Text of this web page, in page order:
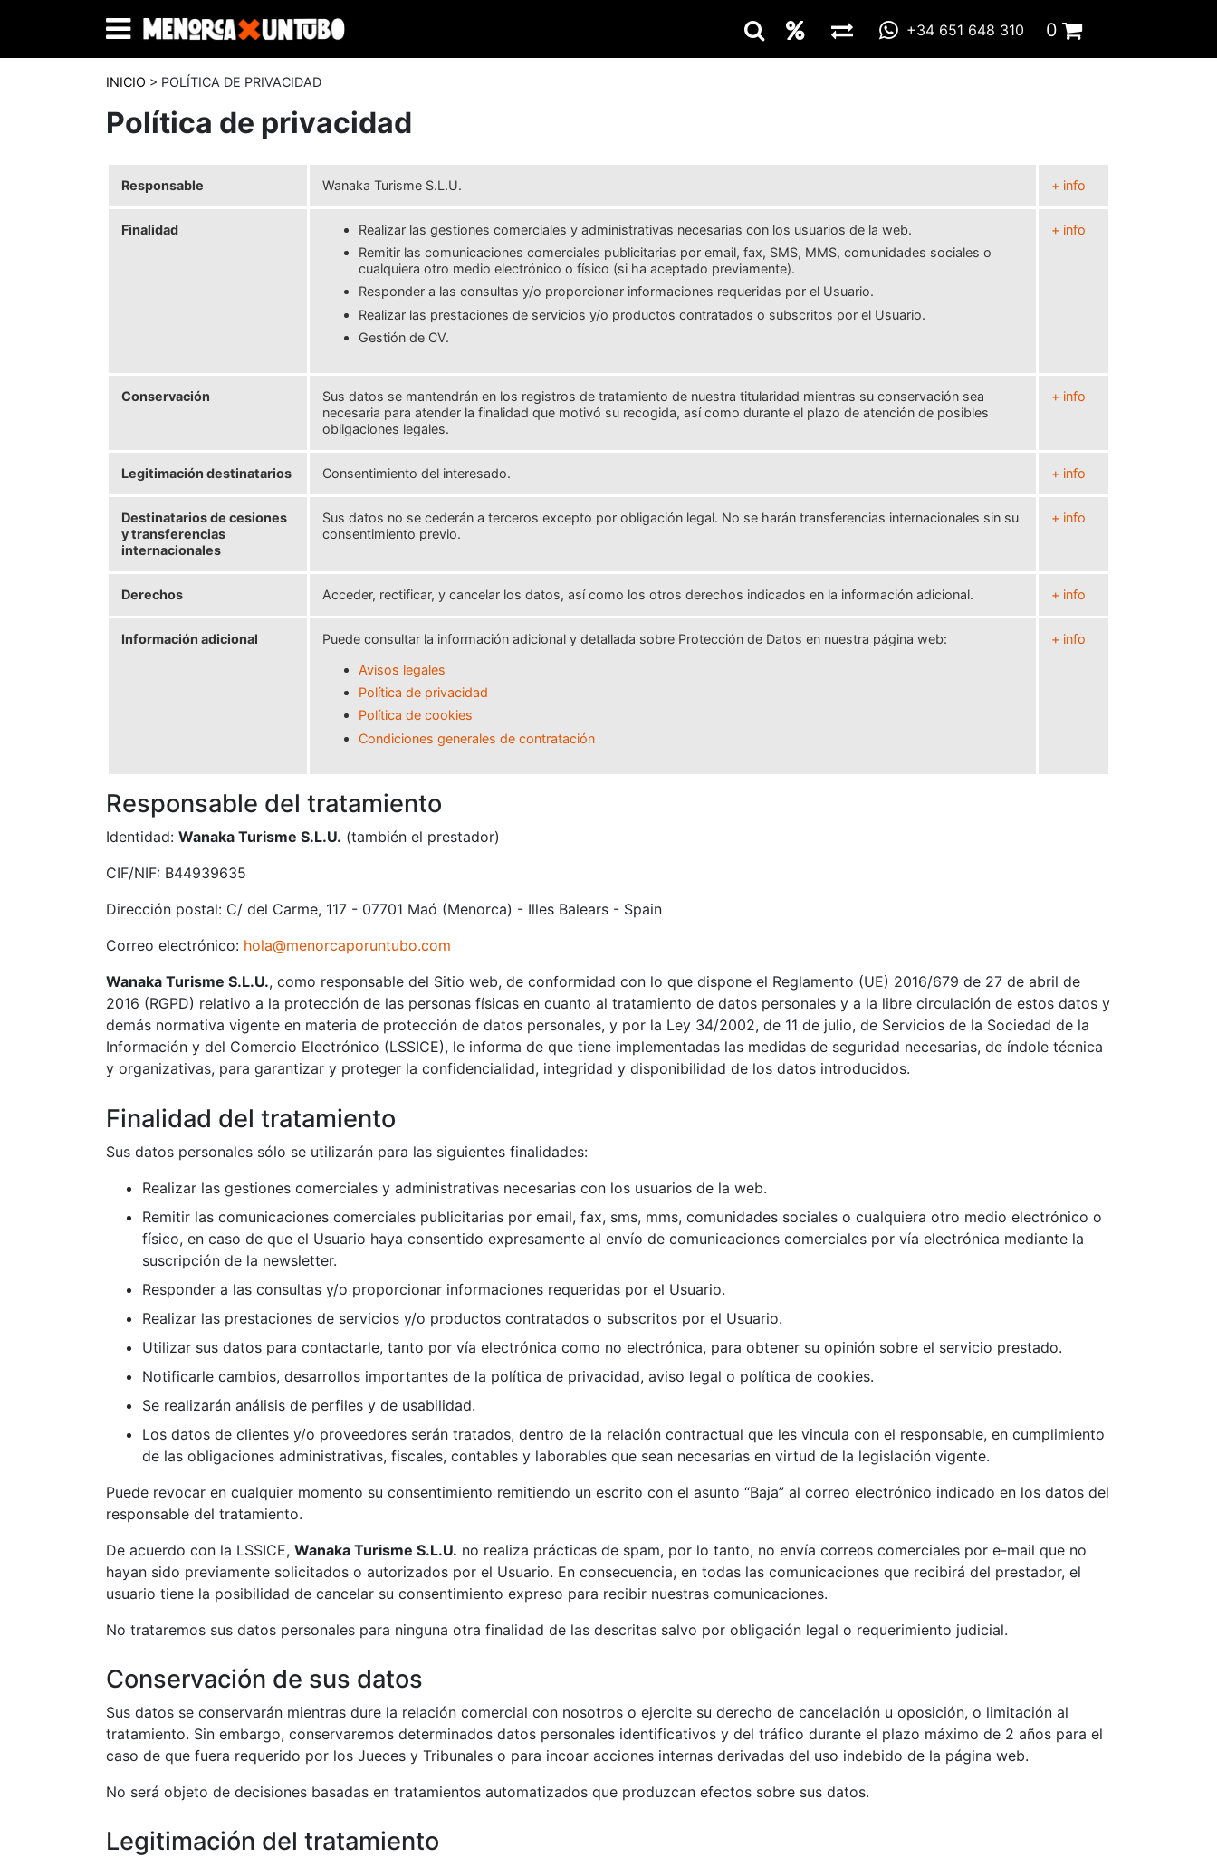
+34 651 648 310 0
Total: 0,00 €
INICIO > POLÍTICA DE PRIVACIDAD
Política de privacidad
Responsable Wanaka Turisme S.L.U. + info
Finalidad
Realizar las gestiones comerciales y administrativas necesarias con los usuarios de la web.
Remitir las comunicaciones comerciales publicitarias por email, fax, SMS, MMS, comunidades sociales o
cualquiera otro medio electrónico o físico (si ha aceptado previamente).
Responder a las consultas y/o proporcionar informaciones requeridas por el Usuario.
Realizar las prestaciones de servicios y/o productos contratados o subscritos por el Usuario.
Gestión de CV.
+ info
Conservación
Sus datos se mantendrán en los registros de tratamiento de nuestra titularidad mientras su conservación sea
necesaria para atender la finalidad que motivó su recogida, así como durante el plazo de atención de posibles
obligaciones legales.
+ info
Legitimación destinatarios Consentimiento del interesado. + info
Destinatarios de cesiones
y transferencias
internacionales
Sus datos no se cederán a terceros excepto por obligación legal. No se harán transferencias internacionales sin su
consentimiento previo.
+ info
Derechos Acceder, rectificar, y cancelar los datos, así como los otros derechos indicados en la información adicional. + info
Información adicional
Puede consultar la información adicional y detallada sobre Protección de Datos en nuestra página web:
​Avisos legales
Política de privacidad
Política de cookies
Condiciones generales de contratación
+ info
Responsable del tratamiento
Identidad: Wanaka Turisme S.L.U.​​ (también el prestador)
CIF/NIF: B44939635
Dirección postal: C/ del Carme, 117 - 07701 Maó (Menorca) - Illes Balears - Spain
Correo electrónico: hola@menorcaporuntubo.com
Wanaka Turisme S.L.U.​​, como responsable del Sitio web, de conformidad con lo que dispone el Reglamento (UE) 2016/679 de 27 de abril de
2016 (RGPD) relativo a la protección de las personas físicas en cuanto al tratamiento de datos personales y a la libre circulación de estos datos y
demás normativa vigente en materia de protección de datos personales, y por la Ley 34/2002, de 11 de julio, de Servicios de la Sociedad de la
Información y del Comercio Electrónico (LSSICE), le informa de que tiene implementadas las medidas de seguridad necesarias, de índole técnica
y organizativas, para garantizar y proteger la confidencialidad, integridad y disponibilidad de los datos introducidos.
Finalidad del tratamiento
Sus datos personales sólo se utilizarán para las siguientes finalidades:
Realizar las gestiones comerciales y administrativas necesarias con los usuarios de la web.
Remitir las comunicaciones comerciales publicitarias por email, fax, sms, mms, comunidades sociales o cualquiera otro medio electrónico o
físico, en caso de que el Usuario haya consentido expresamente al envío de comunicaciones comerciales por vía electrónica mediante la
suscripción de la newsletter.
Responder a las consultas y/o proporcionar informaciones requeridas por el Usuario.
Realizar las prestaciones de servicios y/o productos contratados o subscritos por el Usuario.
Utilizar sus datos para contactarle, tanto por vía electrónica como no electrónica, para obtener su opinión sobre el servicio prestado.
Notificarle cambios, desarrollos importantes de la política de privacidad, aviso legal o política de cookies.
Se realizarán análisis de perfiles y de usabilidad.
Los datos de clientes y/o proveedores serán tratados, dentro de la relación contractual que les vincula con el responsable, en cumplimiento
de las obligaciones administrativas, fiscales, contables y laborables que sean necesarias en virtud de la legislación vigente.
Puede revocar en cualquier momento su consentimiento remitiendo un escrito con el asunto “Baja” al correo electrónico indicado en los datos del
responsable del tratamiento.
De acuerdo con la LSSICE, Wanaka Turisme S.L.U.​​ no realiza prácticas de spam, por lo tanto, no envía correos comerciales por e-mail que no
hayan sido previamente solicitados o autorizados por el Usuario. En consecuencia, en todas las comunicaciones que recibirá del prestador, el
usuario tiene la posibilidad de cancelar su consentimiento expreso para recibir nuestras comunicaciones.
No trataremos sus datos personales para ninguna otra finalidad de las descritas salvo por obligación legal o requerimiento judicial.
Conservación de sus datos
Sus datos se conservarán mientras dure la relación comercial con nosotros o ejercite su derecho de cancelación u oposición, o limitación al
tratamiento. Sin embargo, conservaremos determinados datos personales identificativos y del tráfico durante el plazo máximo de 2 años para el
caso de que fuera requerido por los Jueces y Tribunales o para incoar acciones internas derivadas del uso indebido de la página web.
No será objeto de decisiones basadas en tratamientos automatizados que produzcan efectos sobre sus datos.
Legitimación del tratamiento